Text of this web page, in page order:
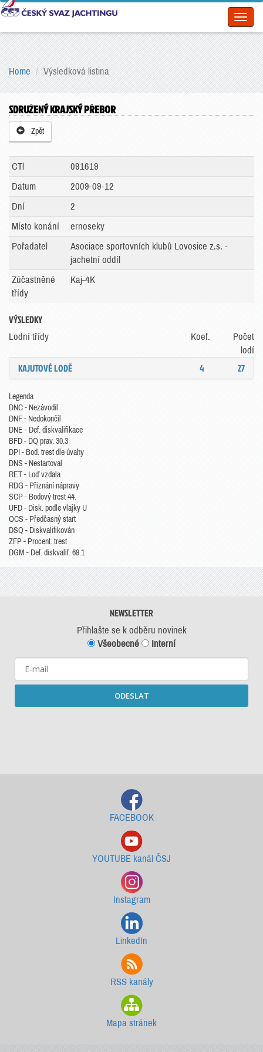
Home Výsledková listina
SDRUŽENÝ KRAJSKÝ PŘEBOR
Zpět
CTl
091619
Datum
2009-09-12
Dní
2
Místo konání
ernoseky
Pořadatel
Asociace sportovních klubů Lovosice z.s. -
jachetní oddíl
Zúčastněné
třídy
Kaj-4K
VÝSLEDKY
Lodní třídy Koef.
Počet
lodí
KAJUTOVÉ LODĚ 4 27
Legenda
DNC - Nezávodil
DNF - Nedokončil
DNE - Def. diskvalifikace
BFD - DQ prav. 30.3
DPI - Bod. trest dle úvahy
DNS - Nestartoval
RET - Loď vzdala
RDG - Přiznání nápravy
SCP - Bodový trest 44.
UFD - Disk. podle vlajky U
OCS - Předčasný start
DSQ - Diskvalifikován
ZFP - Procent. trest
DGM - Def. diskvalif. 69.1
NEWSLETTER
Přihlašte se k odběru novinek
Všeobecné
Interní
ODESLAT
FACEBOOK
YOUTUBE kanál ČSJ
Instagram
LinkedIn
RSS kanály
Mapa stránek